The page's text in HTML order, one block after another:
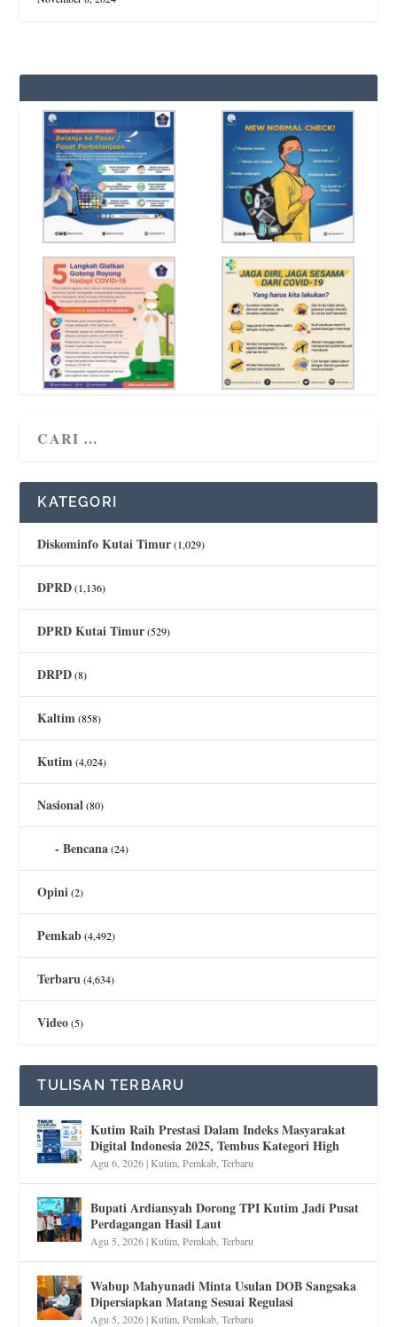
KATEGORI
Diskominfo Kutai Timur(1,029)
DPRD(1,136)
DPRD Kutai Timur(529)
DRPD(8)
Kaltim(858)
Kutim(4,024)
Nasional(80)
Bencana(24)
Opini(2)
Pemkab(4,492)
Terbaru(4,634)
Video(5)
TULISAN TERBARU
Kutim Raih Prestasi Dalam Indeks Masyarakat
Digital Indonesia 2025, Tembus Kategori High
Agu 6, 2026|Kutim ,Pemkab ,Terbaru
Bupati Ardiansyah Dorong TPI Kutim Jadi Pusat
Perdagangan Hasil Laut
Agu 5, 2026|Kutim ,Pemkab ,Terbaru
Wabup Mahyunadi Minta Usulan DOB Sangsaka
Dipersiapkan Matang Sesuai Regulasi
Agu 5, 2026|Kutim ,Pemkab ,Terbaru